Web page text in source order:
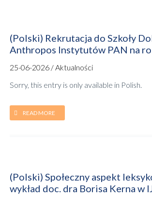
(Polski) Rekrutacja do Szkoły
Anthropos Instytutów PAN na
25-06-2026 / Aktualności
Sorry, this entry is only available in Polish.
READ MORE
(Polski) Społeczny aspekt
wykład doc. dra Borisa Kerna w